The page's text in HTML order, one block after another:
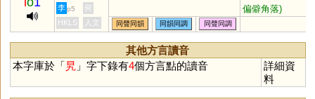
偏僻角落)
李 p5
何
HKLS
人文 同聲同韻 同韻同調 同聲同調
其他方言讀音
本字庫於「 旯」字下錄有4個方言點的讀音
詳細資
料